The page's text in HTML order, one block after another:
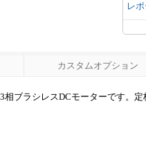
レ
カスタムオプション
相ブラシレスDCモーターです。